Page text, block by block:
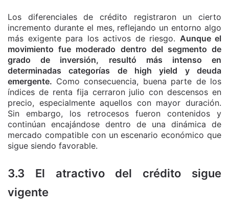
Los diferenciales de crédito registraron un cierto
incremento durante el mes, reflejando un entorno algo
más exigente para los activos de riesgo. Aunque el
movimiento fue moderado dentro del segmento de
grado de inversión, resultó más intenso en
determinadas categorías de high yield y deuda
emergente. Como consecuencia, buena parte de los
índices de renta fija cerraron julio con descensos en
precio, especialmente aquellos con mayor duración.
Sin embargo, los retrocesos fueron contenidos y
continúan encajándose dentro de una dinámica de
mercado compatible con un escenario económico que
sigue siendo favorable.
3.3 El atractivo del crédito sigue
vigente